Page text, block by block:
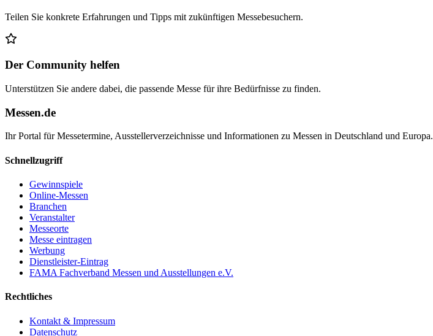
Teilen Sie konkrete Erfahrungen und Tipps mit zukünftigen Messebesuchern.
Der Community helfen
Unterstützen Sie andere dabei, die passende Messe für ihre Bedürfnisse zu finden.
Messen.de
Ihr Portal für Messetermine, Ausstellerverzeichnisse und Informationen zu Messen in Deutschland und Europa.
Schnellzugriff
Gewinnspiele
Online-Messen
Branchen
Veranstalter
Messeorte
Messe eintragen
Werbung
Dienstleister-Eintrag
FAMA Fachverband Messen und Ausstellungen e.V.
Rechtliches
Kontakt & Impressum
Datenschutz